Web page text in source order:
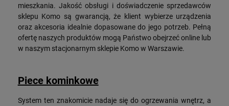
mieszkania. Jakość obsługi i doświadczenie sprzedawców
sklepu Komo są gwarancją, że klient wybierze urządzenia
oraz akcesoria idealnie dopasowane do jego potrzeb. Pełną
ofertę naszych produktów mogą Państwo obejrzeć online lub
w naszym stacjonarnym sklepie Komo w Warszawie.
Piece kominkowe
System ten znakomicie nadaje się do ogrzewania wnętrz, a